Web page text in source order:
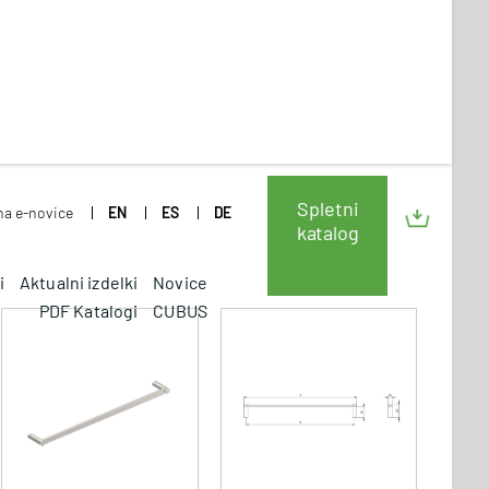
e-novice EN ES DE
Aktualni izdelki
Novice
PDF Katalogi
CUBUS
Spletni
katalog